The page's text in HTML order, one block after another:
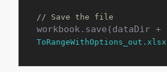
// Save the file
workbook.save(dataDir +